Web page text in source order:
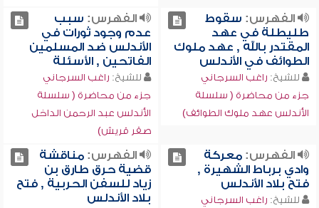
الفهرس: سقوط
طليطلة في عهد
المقتدر بالله , عهد ملوك
الطوائف في الأندلس
للشيخ: راغب السرجاني
جزء من محاضرة ( سلسلة
الأندلس عهد ملوك الطوائف)
الفهرس: سبب
عدم وجود ثورات في
الأندلس ضد المسلمين
الفاتحين , الأسئلة
للشيخ: راغب السرجاني
جزء من محاضرة ( سلسلة
الأندلس عبد الرحمن الداخل
صقر قريش)
الفهرس:معركة
وادي برباط الشهيرة ,
فتح بلاد الأندلس
للشيخ: راغب السرجاني
الفهرس:مناقشة
قضية حرق طارق بن
زياد للسفن الحربية , فتح
بلاد الأندلس